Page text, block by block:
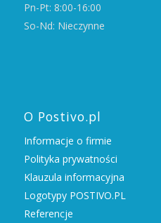
Pn-Pt: 8:00-16:00
So-Nd: Nieczynne
O Postivo.pl
Informacje o firmie
Polityka prywatności
Klauzula informacyjna
Logotypy POSTIVO.PL
Referencje